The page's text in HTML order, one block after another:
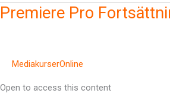
Premiere Pro
MediakurserOnline
Open to access this content
Premiere